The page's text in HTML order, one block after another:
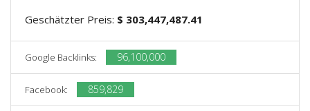
Geschätzter Preis: $ 303,447,487.41
Google Backlinks: 96,100,000
Facebook: 859,829